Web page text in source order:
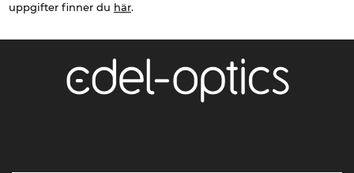
uppgifter finner du här.